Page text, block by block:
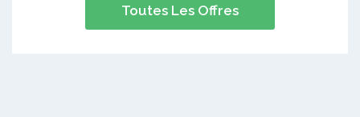
Toutes Les Offres